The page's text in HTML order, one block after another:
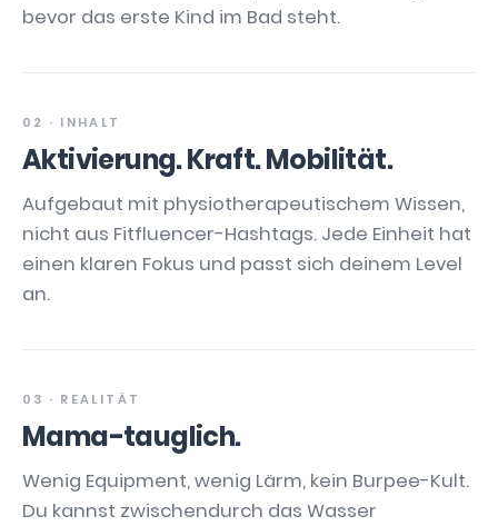
bevor das erste Kind im Bad steht.
02 · INHALT
Aktivierung. Kraft. Mobilität.
Aufgebaut mit physiotherapeutischem Wissen,
nicht aus Fitfluencer-Hashtags. Jede Einheit hat
einen klaren Fokus und passt sich deinem Level
an.
03 · REALITÄT
Mama-tauglich.
Wenig Equipment, wenig Lärm, kein Burpee-Kult.
Du kannst zwischendurch das Wasser